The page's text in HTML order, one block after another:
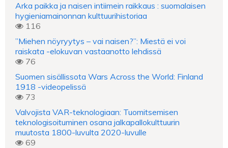
Arka paikka ja naisen intiimein raikkaus : suomalaisen
hygieniamainonnan kulttuurihistoriaa
116
”Miehen nöyryytys – vai naisen?”: Miestä ei voi
raiskata -elokuvan vastaanotto lehdissä
76
Suomen sisällissota Wars Across the World: Finland
1918 -videopelissä
73
Valvojista VAR-teknologiaan: Tuomitsemisen
teknologisoituminen osana jalkapallokulttuurin
muutosta 1800-luvulta 2020-luvulle
69